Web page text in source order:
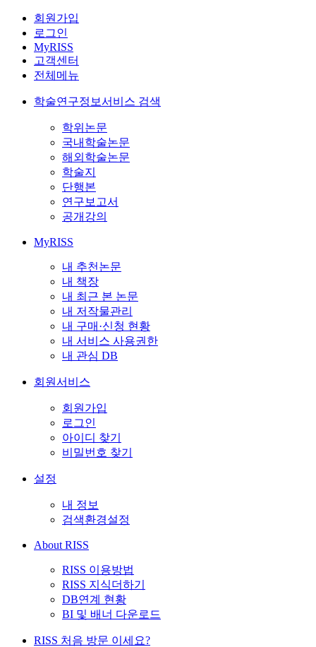
회원가입
로그인
MyRISS
고객센터
전체메뉴
학술연구정보서비스 검색
학위논문
국내학술논문
해외학술논문
학술지
단행본
연구보고서
공개강의
MyRISS
내 추천논문
내 책장
내 최근 본 논문
내 저작물관리
내 구매·신청 현황
내 서비스 사용권한
내 관심 DB
회원서비스
회원가입
로그인
아이디 찾기
비밀번호 찾기
설정
내 정보
검색환경설정
About RISS
RISS 이용방법
RISS 지식더하기
DB연계 현황
BI 및 배너 다운로드
RISS 처음 방문 이세요?